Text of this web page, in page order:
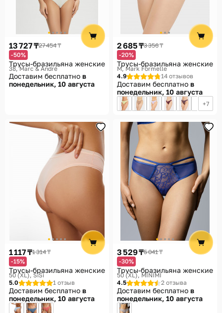
13 727 ₸27 454 ₸
-50%
Трусы-бразильяна женские
38 Marc & André
Доставим бесплатно в
понедельник, 10 августа
2 685 ₸3 356 ₸
-20%
Трусы-бразильяна женские
М Mark Formelle
4.9
14 отзывов
Доставим бесплатно в
понедельник, 10 августа
7
1 117 ₸1 314 ₸
-15%
Трусы-бразильяна женские
50 (XL) SiSi
5.0
1 отзыв
Доставим бесплатно в
понедельник, 10 августа
3 529 ₸5 041 ₸
-30%
Трусы-бразильяна женские
50 (XL) MINIMI
4.5
2 отзыва
Доставим бесплатно в
понедельник, 10 августа